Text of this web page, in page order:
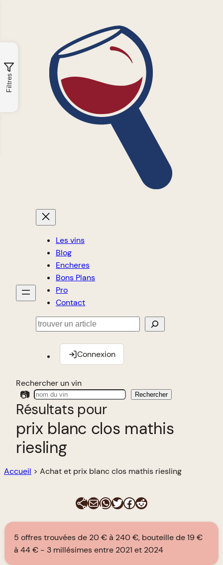
Les vins
Blog
Encheres
Bons Plans
Pro
Contact
Rechercher
Connexion
Rechercher un vin
📷 Rechercher
Résultats pour
prix blanc clos mathis
riesling
Accueil > Achat et prix blanc clos mathis riesling
E-mailWhatsApp
Twitter
Facebook
Reddit
5 offres trouvées de 20 € à 240 €, bouteille de 19 €
à 44 €
3 millésimes entre 2021 et 2024
Filtres